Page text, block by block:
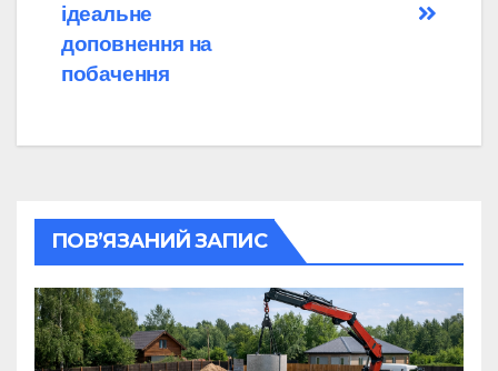
ідеальне
доповнення на
побачення
ПОВ’ЯЗАНИЙ ЗАПИС